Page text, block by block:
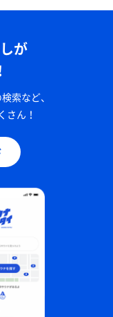
が
索など、
さん！